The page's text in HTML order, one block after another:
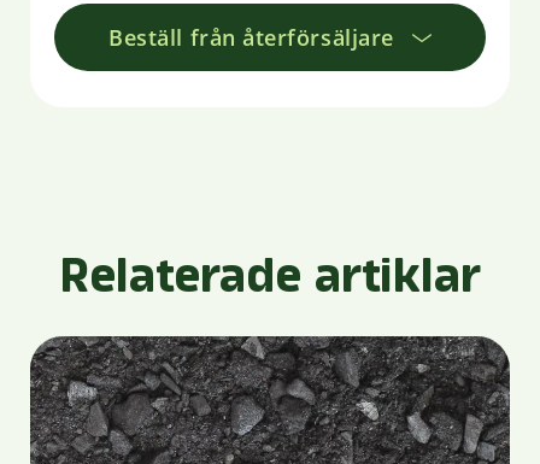
Beställ från återförsäljare
Relaterade artiklar